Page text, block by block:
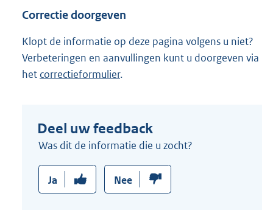
Correctie doorgeven
Klopt de informatie op deze pagina volgens u niet?
Verbeteringen en aanvullingen kunt u doorgeven via
het correctieformulier.
Deel uw feedback
Was dit de informatie die u zocht?
Ja Nee